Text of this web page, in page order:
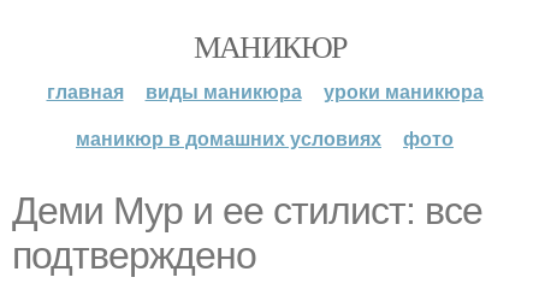
МАНИКЮР
главная виды маникюра
уроки маникюра
маникюр в домашних условиях
фото
Деми Мур и ее стилист: все
подтверждено